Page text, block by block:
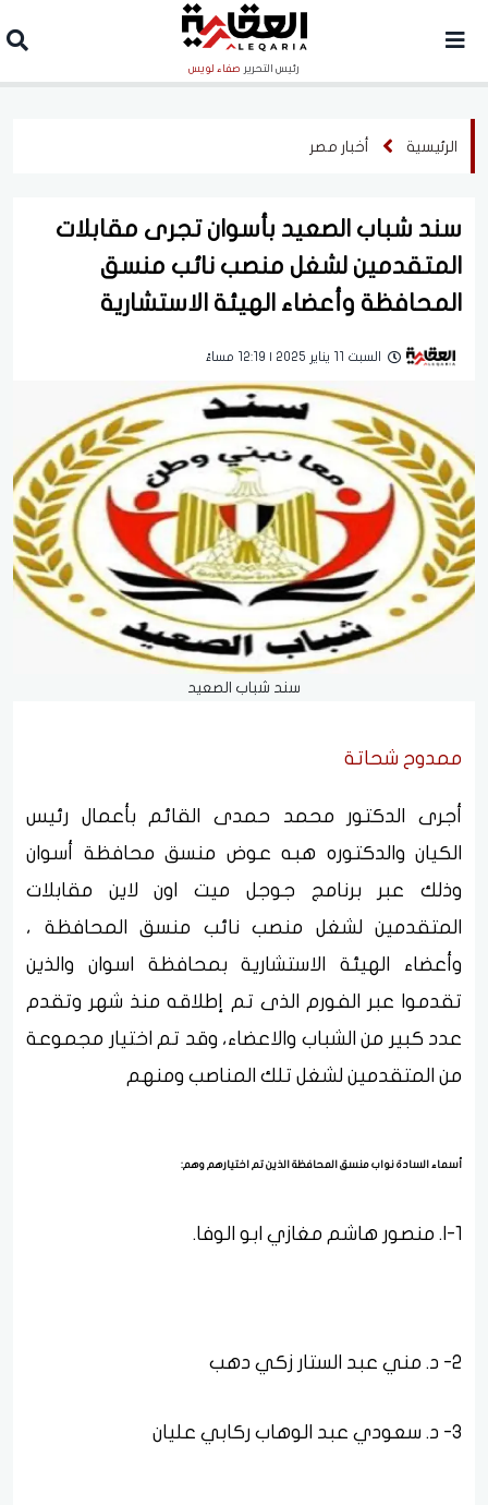
رئيس التحرير صفاء لويس
الرئيسية أخبار مصر
سند شباب الصعيد بأسوان تجرى مقابلات
المتقدمين لشغل منصب نائب منسق
المحافظة وأعضاء الهيئة الاستشارية
السبت 11 يناير 2025 | 12:19 مساءً
سند شباب الصعيد
ممدوح شحاتة
أجرى الدكتور محمد حمدى القائم بأعمال رئيس
الكيان والدكتوره هبه عوض منسق محافظة أسوان
وذلك عبر برنامج جوجل ميت اون لاين مقابلات
المتقدمين لشغل منصب نائب منسق المحافظة ،
وأعضاء الهيئة الاستشارية بمحافظة اسوان والذين
تقدموا عبر الفورم الذى تم إطلاقه منذ شهر وتقدم
عدد كبير من الشباب والاعضاء، وقد تم اختيار مجموعة
من المتقدمين لشغل تلك المناصب ومنهم
أسماء السادة نواب منسق المحافظة الذين تم اختيارهم وهم:
1-ا. منصور هاشم مغازي ابو الوفا.
2- د. مني عبد الستار زكي دهب
3- د. سعودي عبد الوهاب ركابي عليان